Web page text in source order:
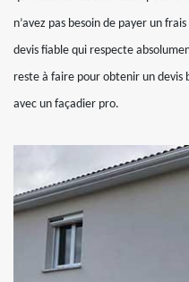
n’avez pas besoin de payer un
devis fiable qui respecte
reste à faire pour obtenir un devis
avec un façadier pro.